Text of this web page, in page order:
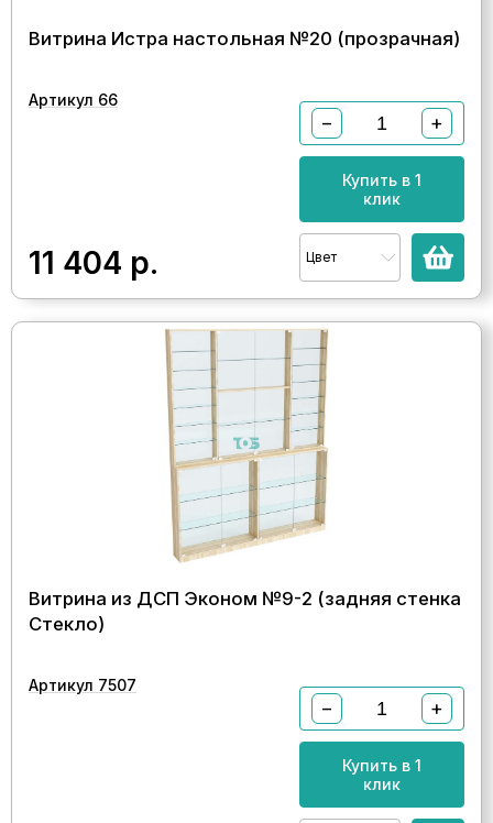
Витрина Истра настольная №20 (прозрачная)
Артикул 66
11 404 р.
− +
Купить в 1
клик
Цвет
Витрина из ДСП Эконом №9-2 (задняя стенка
Стекло)
Артикул 7507
− +
Купить в 1
клик